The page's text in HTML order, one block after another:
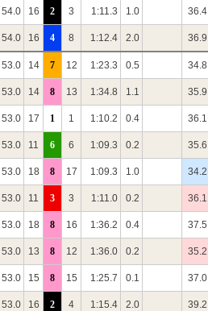
54.0 16 2 3 1:11.3 1.0 36.4
54.0 16 4 8 1:12.4 2.0 36.9
53.0 14 7 12 1:23.3 0.5 34.8
53.0 14 8 13 1:34.8 1.1 35.9
53.0 17 1 1 1:10.2 0.4 36.1
53.0 11 6 6 1:09.3 0.2 35.6
53.0 18 8 17 1:09.3 1.0 34.2
53.0 11 3 3 1:11.0 0.2 36.1
53.0 18 8 16 1:36.2 0.4 37.5
53.0 13 8 12 1:36.0 0.2 35.2
53.0 15 8 15 1:25.7 0.1 37.0
53.0 16 2 4 1:15.4 2.0 39.2